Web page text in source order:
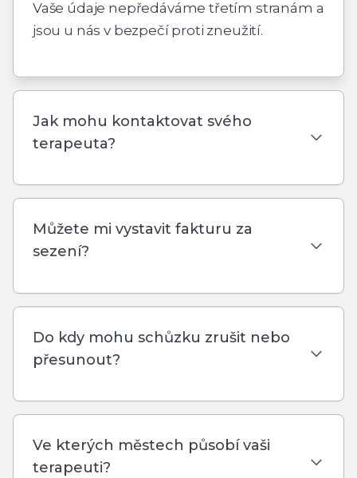
Vaše údaje nepředáváme třetím stranám a
jsou u nás v bezpečí proti zneužití.
Jak mohu kontaktovat svého
terapeuta?
Můžete mi vystavit fakturu za
sezení?
Do kdy mohu schůzku zrušit nebo
přesunout?
Ve kterých městech působí vaši
terapeuti?